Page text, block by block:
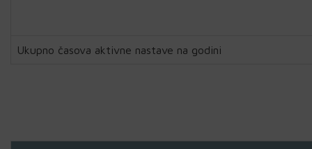
Ukupno časova aktivne nastave na godini